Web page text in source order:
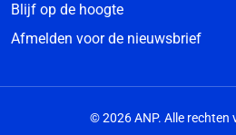
Blijf op de hoogte
Afmelden voor de nieuwsbrief
© 2026 ANP. Alle rechten